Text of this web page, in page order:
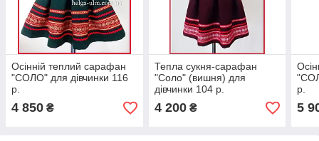
Осінній теплий сарафан
"СОЛО" для дівчинки 116
р.
4 850 ₴
Тепла сукня-сарафан
"Соло" (вишня) для
дівчинки 104 р.
4 200₴
р.
5